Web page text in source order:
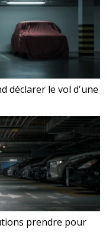
déclarer le vol d'une
prendre pour